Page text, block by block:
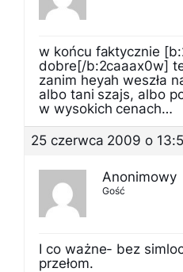
w końcu faktycznie
dobre[/b:2caaax0w]
zanim heyah weszła
albo tani szajs, albo
w wysokich cenach…
25 czerwca 2009 o
Anonimowy
Gość
I co ważne- bez
przełom.